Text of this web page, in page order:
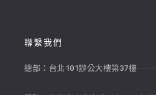
聯繫我們
總部：台北101辦公大樓第37樓